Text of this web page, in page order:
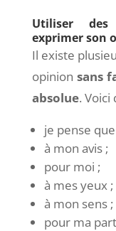
Utiliser
exprimer son
Il existe
opinion sans
absolue. Voici
je pense
à mon avis ;
pour moi ;
à mes yeux ;
à mon sens ;
pour ma